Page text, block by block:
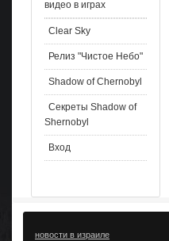
видео в играх
Clear Sky
Релиз "Чистое Небо"
Shadow of Chernobyl
Секреты Shadow of
Shernobyl
Вход
новости в израиле